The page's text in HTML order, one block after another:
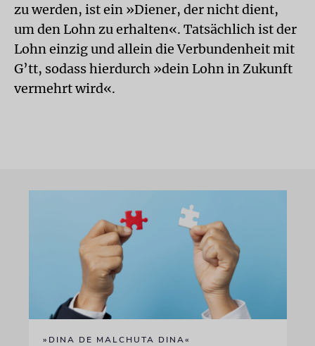
zu werden, ist ein »Diener, der nicht dient,
um den Lohn zu erhalten«. Tatsächlich ist der
Lohn einzig und allein die Verbundenheit mit
G’tt, sodass hierdurch »dein Lohn in Zukunft
vermehrt wird«.
»DINA DE MALCHUTA DINA«